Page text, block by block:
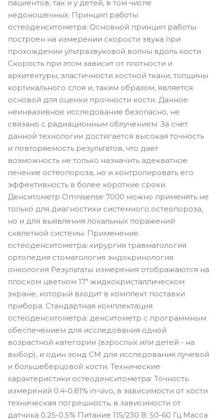
пациентов, так и у детей, в том числе
недоношенных. Принцип работы
остеоденситометра: Основной принцип работы
построен на измерении скорости звука при
прохождении ультразвуковой волны вдоль кости.
Скорость при этом зависит от плотности и
архитектуры, эластичности костной ткани, толщины
кортикального слоя и, таким образом, является
основой для оценки прочности кости. Данное
неинвазивное исследование безопасно, не
связано с радиационным облучением. За счет
данной технологии достигается высокая точность
и повторяемость результатов, что дает
возможность не только назначить адекватное
лечение остеопороза, но и контролировать его
эффективность в более короткие сроки.
Денситометр Omnisense 7000 можно применять не
только для диагностики системного остеопороза,
но и для выявления локальных поражений
скелетной системы. Применение
остеоденситометра: хирургия травматология
ортопедия стоматология эндокринология
онкология Результаты измерения отображаются на
плоском цветном 17" жидкокристаллическом
экране, который входит в комплект поставки
прибора. Стандартная комплектация
остеоденситометра: денситометр с программным
обеспечением для исследования одной
возрастной категории (взрослых или детей - на
выбор), и один зонд СМ для исследования лучевой
и большеберцовой кости. Технические
характеристики остеоденситометра: Точность
измерений 0.4-0.81% in-vivo, в зависимости от кости
техническая погрешность, в зависимости от
датчика 0.25-0.5% Питание 115/230 В; 50-60 Гц Масса